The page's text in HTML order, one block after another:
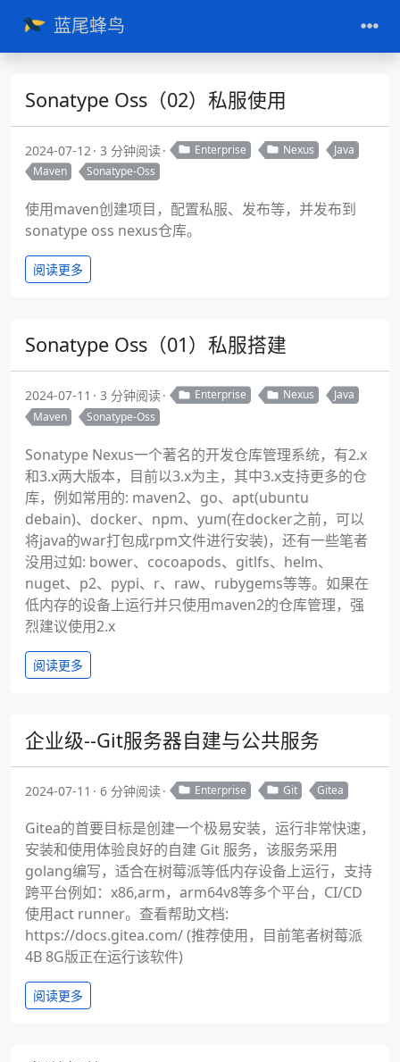
蓝尾蜂鸟
Sonatype Oss（02）私服使用
2024-07-12 3 分钟阅读 Enterprise Nexus
Java
Maven
Sonatype-Oss
使用maven创建项目，配置私服、发布等，并发布到
sonatype oss nexus仓库。
阅读更多
Sonatype Oss（01）私服搭建
2024-07-11 3 分钟阅读 Enterprise Nexus
Java
Maven
Sonatype-Oss
Sonatype Nexus一个著名的开发仓库管理系统，有2.x
和3.x两大版本，目前以3.x为主，其中3.x支持更多的仓
库，例如常用的: maven2、go、apt(ubuntu
debain)、docker、npm、yum(在docker之前，可以
将java的war打包成rpm文件进行安装)，还有一些笔者
没用过如: bower、cocoapods、gitlfs、helm、
nuget、p2、pypi、r、raw、rubygems等等。如果在
低内存的设备上运行并只使用maven2的仓库管理，强
烈建议使用2.x
阅读更多
企业级--Git服务器自建与公共服务
2024-07-11 6 分钟阅读 Enterprise Git Gitea
Gitea的首要目标是创建一个极易安装，运行非常快速，
安装和使用体验良好的自建 Git 服务，该服务采用
golang编写，适合在树莓派等低内存设备上运行，支持
跨平台例如：x86,arm，arm64v8等多个平台，CI/CD
使用act runner。查看帮助文档:
https://docs.gitea.com/ (推荐使用，目前笔者树莓派
4B 8G版正在运行该软件)
阅读更多